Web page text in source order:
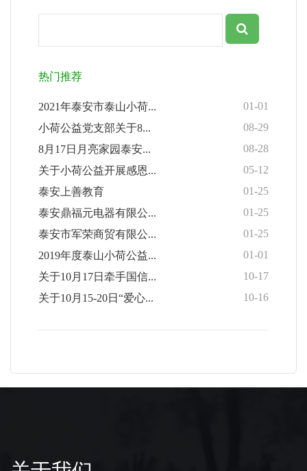
热门推荐
2021年泰安市泰山小荷...
01-01
小荷公益党支部关于8...
08-29
8月17日月亮家园泰安...
08-28
关于小荷公益开展感恩...
05-12
泰安上善教育
01-25
泰安鼎福元电器有限公...
01-25
泰安市军荣商贸有限公...
01-25
2019年度泰山小荷公益...
01-01
关于10月17日牵手国信...
10-17
关于10月15-20日“爱心...
10-16